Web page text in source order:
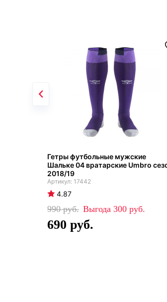
Гетры футбольные мужские
Шальке 04 вратарские Umbro
2018/19
17442
4.87
990 300
690